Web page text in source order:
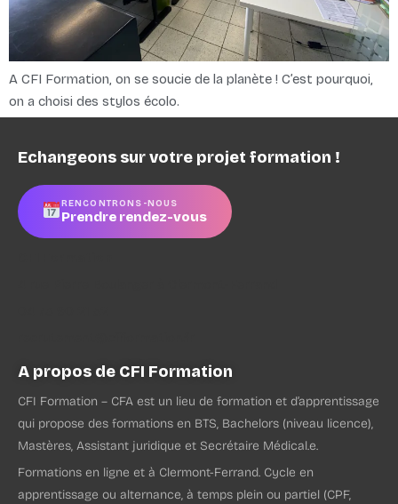
A CFI Formation, on se soucie de la planète ! C’est pourquoi,
on a choisi des stylos écolo.
Echangeons sur votre projet formation !
RENCONTRONS-NOUS
Prendre rendez-vous
A propos de CFI Formation
CFI Formation – CFA est un lieu de formation et d’apprentissage
qui propose des formations en BTS, Bachelors (niveau licence),
Mastères, Assistant juridique et Secrétaire Médical.e.
Formations en ligne et à Clermont-Ferrand. Cycle en
apprentissage ou alternance, à temps plein ou partiel (CPF,